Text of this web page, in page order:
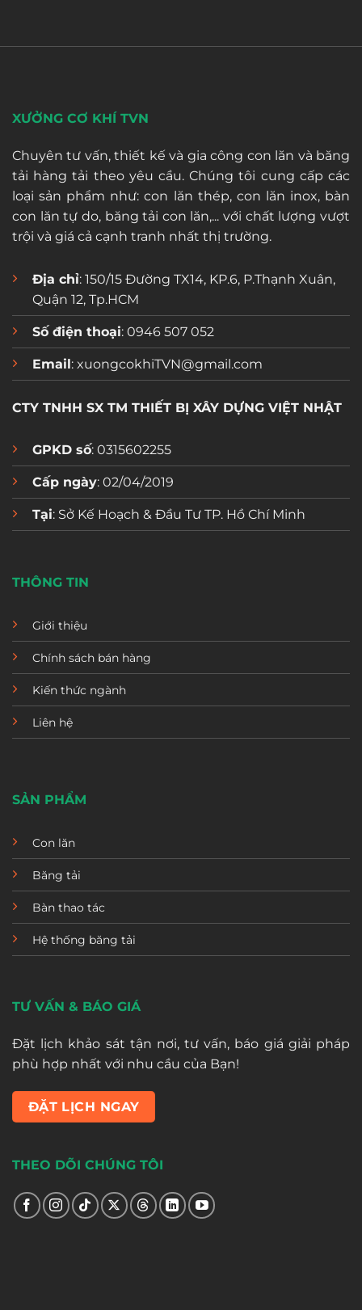
XƯỞNG CƠ KHÍ TVN
Chuyên tư vấn, thiết kế và gia công con lăn và băng
tải hàng tải theo yêu cầu. Chúng tôi cung cấp các
loại sản phẩm như: con lăn thép, con lăn inox, bàn
con lăn tự do, băng tải con lăn,... với chất lượng vượt
trội và giá cả cạnh tranh nhất thị trường.
Địa chỉ: 150/15 Đường TX14, KP.6, P.Thạnh Xuân,
Quận 12, Tp.HCM
Số điện thoại: 0946 507 052
Email: xuongcokhiTVN@gmail.com
CTY TNHH SX TM THIẾT BỊ XÂY DỰNG VIỆT NHẬT
GPKD số: 0315602255
Cấp ngày: 02/04/2019
Tại: Sở Kế Hoạch & Đầu Tư TP. Hồ Chí Minh
THÔNG TIN
Giới thiệu
Chính sách bán hàng
Kiến thức ngành
Liên hệ
SẢN PHẨM
Con lăn
Băng tải
Bàn thao tác
Hệ thống băng tải
TƯ VẤN & BÁO GIÁ
Đặt lịch khảo sát tận nơi, tư vấn, báo giá giải pháp
phù hợp nhất với nhu cầu của Bạn!
ĐẶT LỊCH NGAY
THEO DÕI CHÚNG TÔI